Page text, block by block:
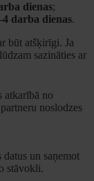
dienas;
darba dienas.
būt atšķirīgi. Ja
sazināties ar
atkarībā no
noslodzes
un saņemot
stāvokli.